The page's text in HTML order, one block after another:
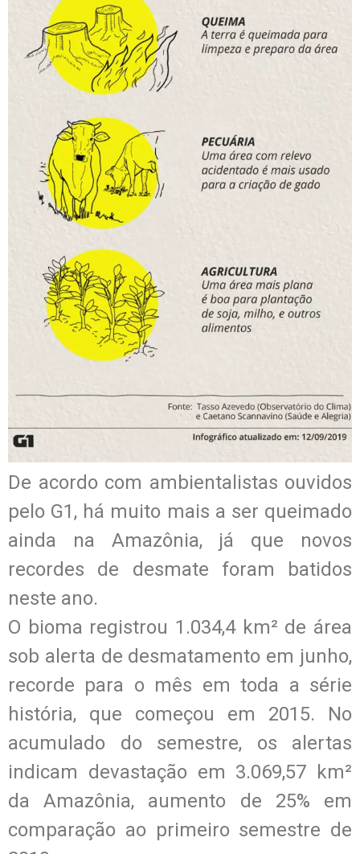
De acordo com ambientalistas ouvidos
pelo G1, há muito mais a ser queimado
ainda na Amazônia, já que novos
recordes de desmate foram batidos
neste ano.
O bioma registrou 1.034,4 km² de área
sob alerta de desmatamento em junho,
recorde para o mês em toda a série
história, que começou em 2015. No
acumulado do semestre, os alertas
indicam devastação em 3.069,57 km²
da Amazônia, aumento de 25% em
comparação ao primeiro semestre de